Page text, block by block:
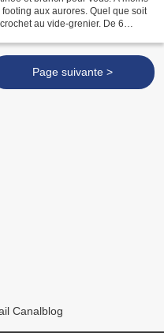
aux aurores. Quel que soit
au vide-grenier. De 6
Page suivante >
Canalblog